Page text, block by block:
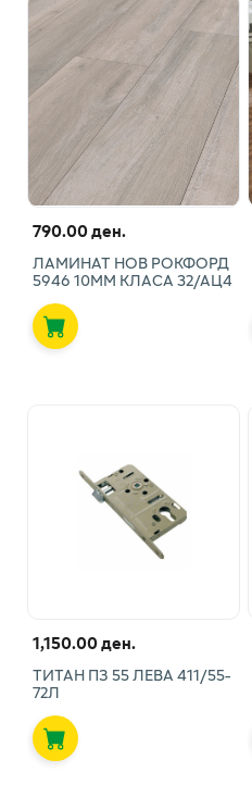
790.00 ден.
ЛАМИНАТ НОВ РОКФОРД
5946 10ММ КЛАСА 32/АЦ4
1,150.00 ден.
ТИТАН ПЗ 55 ЛЕВА 411/55-
72Л